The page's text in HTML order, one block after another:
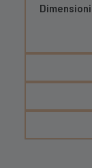
Dimensioni